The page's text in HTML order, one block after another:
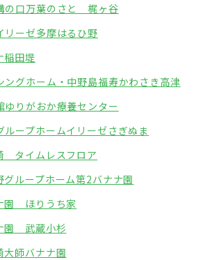
の口万葉のさと 梶ヶ谷
リーゼ多摩はるひ野
稲田堤
グホーム・中野島福寿かわさき高津
ゆりがおか療養センター
ループホームイリーゼさぎぬま
タイムレスフロア
グループホーム第2バナナ園
園 ほりうち家
園 武蔵小杉
師バナナ園